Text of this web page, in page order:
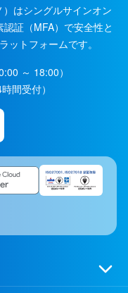
はシングルサインオン
認証（MFA）で安全性と
ットフォームです。
～ 18:00）
時間受付）